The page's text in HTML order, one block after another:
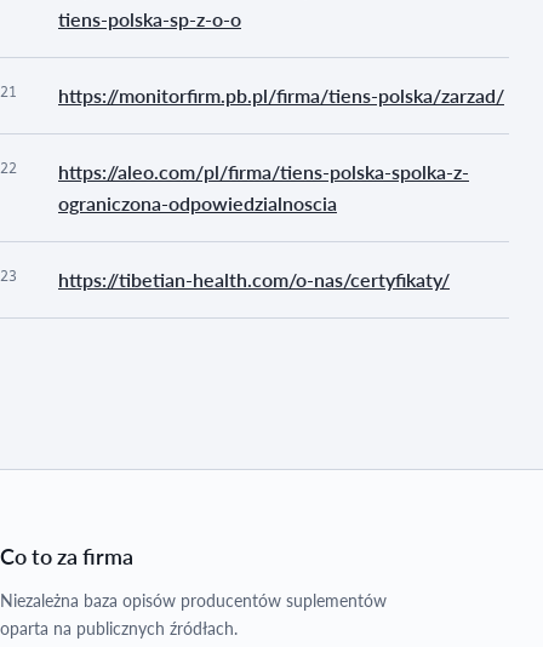
tiens-polska-sp-z-o-o
21 https://monitorfirm.pb.pl/firma/tiens-polska/zarzad/
22
https://aleo.com/pl/firma/tiens-polska-spolka-z-
ograniczona-odpowiedzialnoscia
23 https://tibetian-health.com/o-nas/certyfikaty/
Co to za firma
Niezależna baza opisów producentów suplementów
oparta na publicznych źródłach.